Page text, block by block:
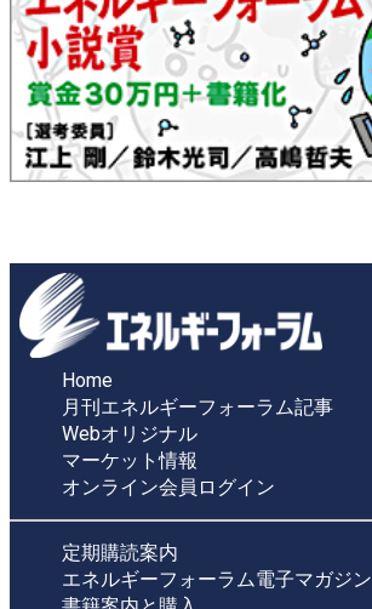
Home
月刊エネルギーフォーラム記事
Webオリジナル
マーケット情報
オンライン会員ログイン
定期購読案内
エネルギーフォーラム電子マガジン